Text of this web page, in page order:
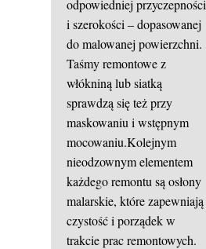
odpowiedniej przyczepności
i szerokości – dopasowanej
do malowanej powierzchni.
Taśmy remontowe z
włókniną lub siatką
sprawdzą się też przy
maskowaniu i wstępnym
mocowaniu.Kolejnym
nieodzownym elementem
każdego remontu są osłony
malarskie, które zapewniają
czystość i porządek w
trakcie prac remontowych.